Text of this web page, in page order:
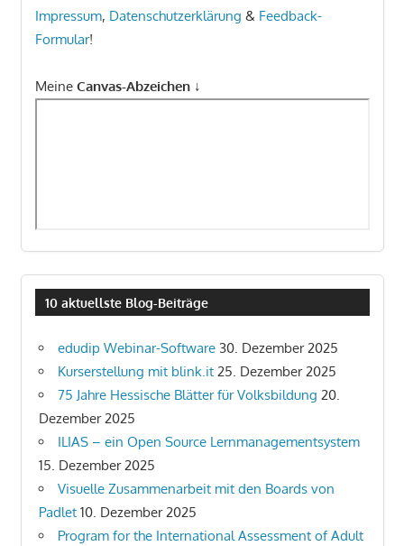
Impressum, Datenschutzerklärung & Feedback-
Formular!
Meine Canvas-Abzeichen↓
10 aktuellste Blog-Beiträge
edudip Webinar-Software 30. Dezember 2025
Kurserstellung mit blink.it 25. Dezember 2025
75 Jahre Hessische Blätter für Volksbildung 20.
Dezember 2025
ILIAS – ein Open Source Lernmanagementsystem
15. Dezember 2025
Visuelle Zusammenarbeit mit den Boards von
Padlet 10. Dezember 2025
Program for the International Assessment of Adult